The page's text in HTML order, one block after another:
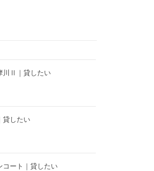
川Ⅱ｜貸したい
貸したい
コート｜貸したい